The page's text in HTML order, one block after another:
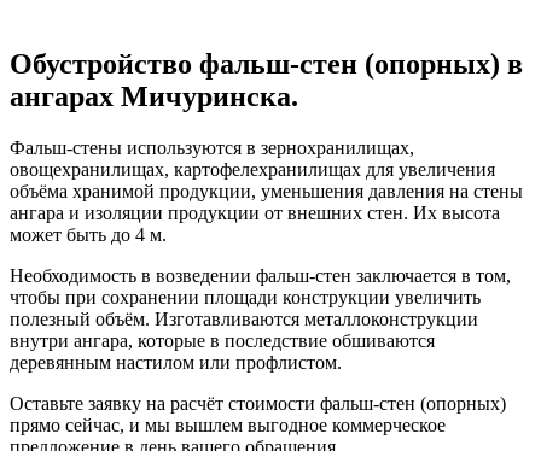
Обустройство фальш-стен (опорных) в
ангарах Мичуринска.
Фальш-стены используются в зернохранилищах,
овощехранилищах, картофелехранилищах для увеличения
объёма хранимой продукции, уменьшения давления на стены
ангара и изоляции продукции от внешних стен. Их высота
может быть до 4 м.
Необходимость в возведении фальш-стен заключается в том,
чтобы при сохранении площади конструкции увеличить
полезный объём. Изготавливаются металлоконструкции
внутри ангара, которые в последствие обшиваются
деревянным настилом или профлистом.
Оставьте заявку на расчёт стоимости фальш-стен (опорных)
прямо сейчас, и мы вышлем выгодное коммерческое
предложение в день вашего обращения.